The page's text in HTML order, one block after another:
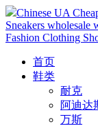
Chinese UA
Sneakers wholesale
Fashion Clothing
首页
鞋类
耐克
阿迪达
万斯